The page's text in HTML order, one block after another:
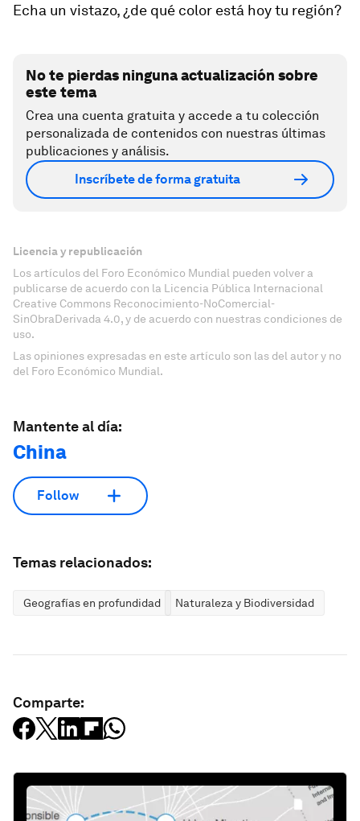
Echa un vistazo, ¿de qué color está hoy tu región?
No te pierdas ninguna actualización sobre
este tema
Crea una cuenta gratuita y accede a tu colección
personalizada de contenidos con nuestras últimas
publicaciones y análisis.
Inscríbete de forma gratuita
Licencia y republicación
Los artículos del Foro Económico Mundial pueden volver a
publicarse de acuerdo con la Licencia Pública Internacional
Creative Commons Reconocimiento-NoComercial-
SinObraDerivada 4.0, y de acuerdo con nuestras condiciones de
uso.
Las opiniones expresadas en este artículo son las del autor y no
del Foro Económico Mundial.
Mantente al día:
China
Follow
Temas relacionados:
Geografías en profundidad Naturaleza y Biodiversidad
Comparte: